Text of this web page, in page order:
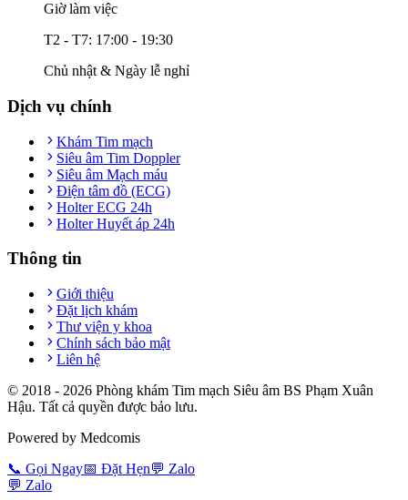
Giờ làm việc
T2 - T7: 17:00 - 19:30
Chủ nhật & Ngày lễ nghỉ
Dịch vụ chính
Khám Tim mạch
Siêu âm Tim Doppler
Siêu âm Mạch máu
Điện tâm đồ (ECG)
Holter ECG 24h
Holter Huyết áp 24h
Thông tin
Giới thiệu
Đặt lịch khám
Thư viện y khoa
Chính sách bảo mật
Liên hệ
© 2018 - 2026 Phòng khám Tim mạch Siêu âm BS Phạm Xuân
Hậu. Tất cả quyền được bảo lưu.
Powered by Medcomis
📞 Gọi Ngay📅 Đặt Hẹn💬 Zalo
💬 Zalo